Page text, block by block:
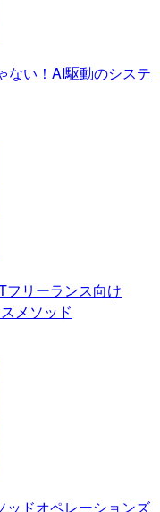
ない！AI駆動のシステ
フリーランス向け
メソッド
ッドオペレーションズ